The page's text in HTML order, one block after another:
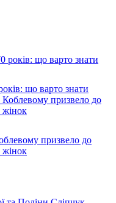
що варто знати
призвело до
жінок